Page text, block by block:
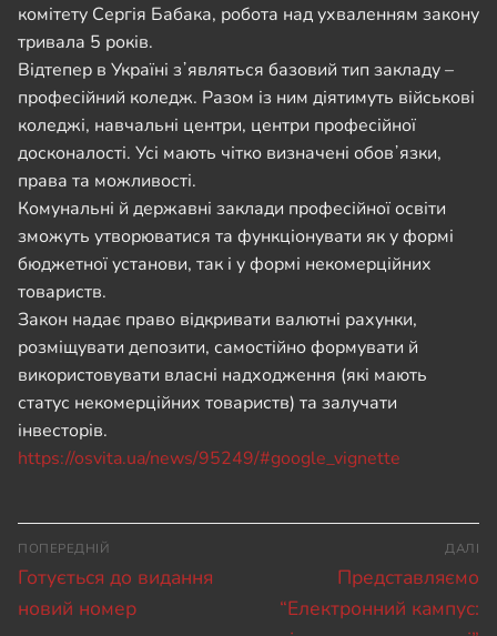
комітету Сергія Бабака, робота над ухваленням закону
тривала 5 років.
Відтепер в Україні зʼявляться базовий тип закладу –
професійний коледж. Разом із ним діятимуть військові
коледжі, навчальні центри, центри професійної
досконалості. Усі мають чітко визначені обовʼязки,
права та можливості.
Комунальні й державні заклади професійної освіти
зможуть утворюватися та функціонувати як у формі
бюджетної установи, так і у формі некомерційних
товариств.
Закон надає право відкривати валютні рахунки,
розміщувати депозити, самостійно формувати й
використовувати власні надходження (які мають
статус некомерційних товариств) та залучати
інвесторів.
https://osvita.ua/news/95249/#google_vignette
Навігація
записів
ПОПЕРЕДНІЙ
Попередній
запис:
Готується до видання
новий номер
ДАЛІ
Наступний
запис:
Представляємо
“Електронний кампус: